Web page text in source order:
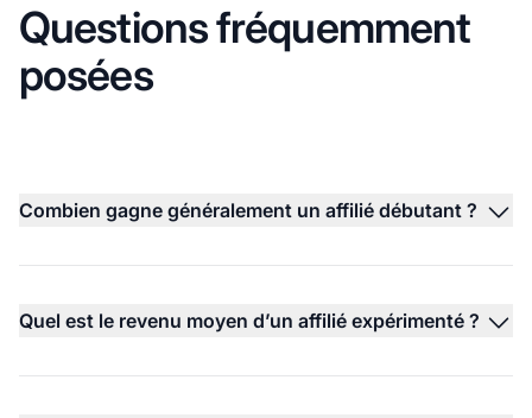
Questions fréquemment
posées
Combien gagne généralement un affilié débutant ?
Quel est le revenu moyen d’un affilié expérimenté ?